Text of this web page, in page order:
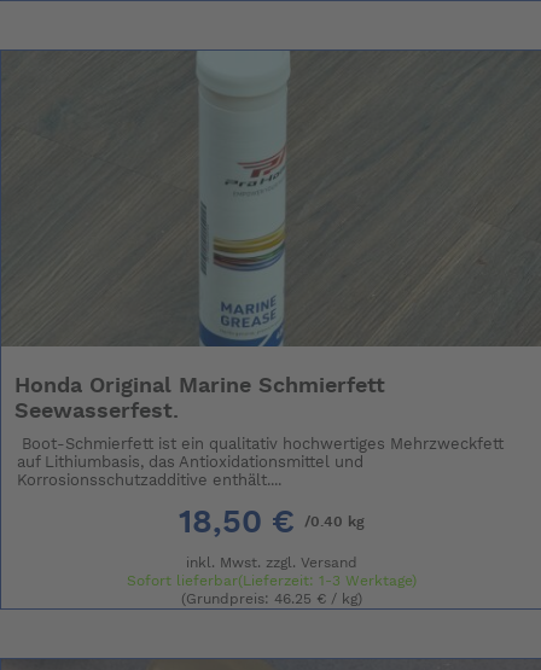
Honda Original Marine Schmierfett
Seewasserfest.
Boot-Schmierfett ist ein qualitativ hochwertiges Mehrzweckfett
auf Lithiumbasis, das Antioxidationsmittel und
Korrosionsschutzadditive enthält....
18,50 € /0.40 kg
inkl. Mwst. zzgl. Versand
Sofort lieferbar(Lieferzeit: 1-3 Werktage)
(Grundpreis: 46.25 € / kg)